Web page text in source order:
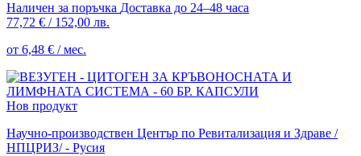
Наличен за поръчка Доставка до 24–48 часа
77,72 € / 152,00 лв.
от 6,48 € / мес.
Нов продукт
Научно-производствен Център по Ревитализация и Здраве /
НПЦРИЗ/ - Русия